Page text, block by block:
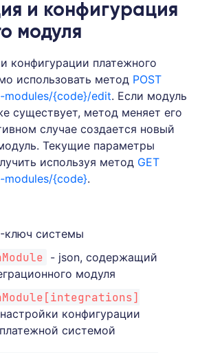
и конфигурация
модуля
конфигурации платежного
использовать метод POST
{code}/edit. Если модуль
существует, метод меняет его
случае создается новый
Текущие параметры
используя метод GET
{code}.
ключ системы
- json, содержащий
модуля
конфигурации
системой